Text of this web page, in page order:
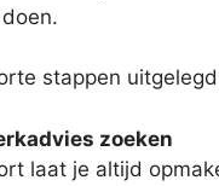
stappen uitgelegd
zoeken
laat je altijd